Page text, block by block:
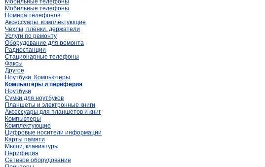
Мобильные телефоны
Мобильные телефоны
Номера телефонов
Аксессуары, комплектующие
Чехлы, плёнки, держатели
Услуги по ремонту
Оборудование для ремонта
Радиостанции
Стационарные телефоны
Факсы
Другое
Ноутбуки. Компьютеры
Компьютеры и периферия
Ноутбуки
Сумки для ноутбуков
Планшеты и электронные книги
Аксессуары для планшетов и книг
Компьютеры
Комплектующие
Цифровые носители информации
Карты памяти
Мыши, клавиатуры
Периферия
Сетевое оборудование